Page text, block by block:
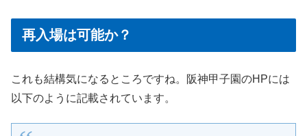
再入場は可能か？
これも結構気になるところですね。阪神甲子園のHPには
以下のように記載されています。